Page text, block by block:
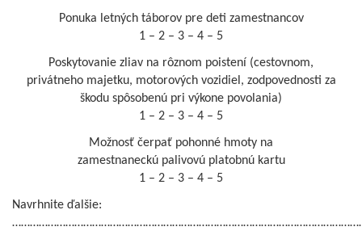
Ponuka letných táborov pre deti zamestnancov
1 – 2 – 3 – 4 – 5
Poskytovanie zliav na rôznom poistení (cestovnom,
privátneho majetku, motorových vozidiel, zodpovednosti za
škodu spôsobenú pri výkone povolania)
1 – 2 – 3 – 4 – 5
Možnosť čerpať pohonné hmoty na
zamestnaneckú palivovú platobnú kartu
1 – 2 – 3 – 4 – 5
Navrhnite ďalšie: